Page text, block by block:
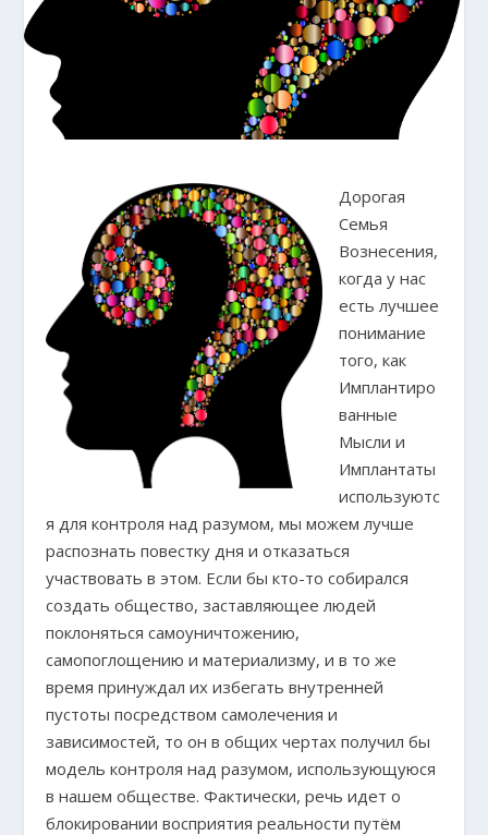
Дорогая
Семья
Вознесения,
когда у нас
есть лучшее
понимание
того, как
Имплантиро
ванные
Мысли и
Имплантаты
используютс
я для контроля над разумом, мы можем лучше
распознать повестку дня и отказаться
участвовать в этом. Если бы кто-то собирался
создать общество, заставляющее людей
поклоняться самоуничтожению,
самопоглощению и материализму, и в то же
время принуждал их избегать внутренней
пустоты посредством самолечения и
зависимостей, то он в общих чертах получил бы
модель контроля над разумом, использующуюся
в нашем обществе. Фактически, речь идет о
блокировании восприятия реальности путём